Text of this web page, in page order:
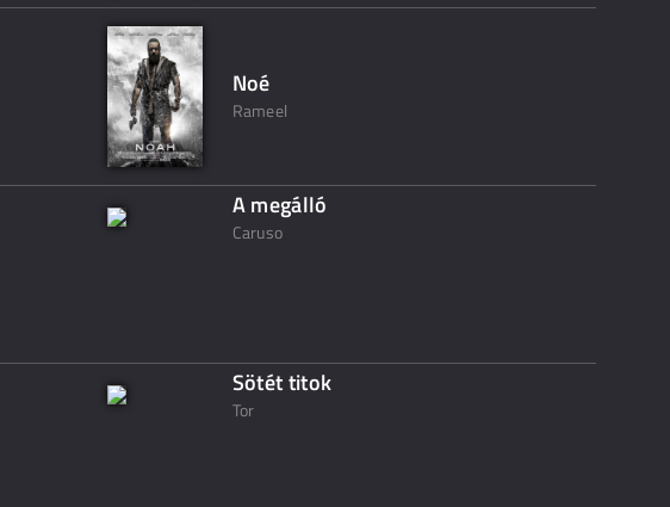
Noé
Rameel
A megálló
Caruso
Sötét titok
Tor